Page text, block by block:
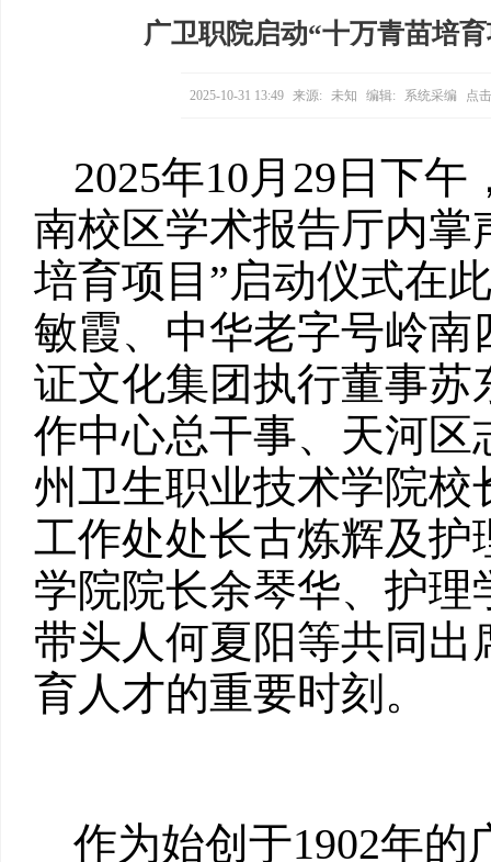
广卫职院启动“十万青苗培
2025-10-31 13:49 来源: 未知 编辑: 系统采编 点
​2025年10月29日下
南校区学术报告厅内掌
培育项目”启动仪式在
敏霞、中华老字号岭
证文化集团执行董事
作中心总干事、天河
州卫生职业技术学院
工作处处长古炼辉及
学院院长余琴华、护
带头人何夏阳等共同
育人才的重要时刻。
作为始创于1902年